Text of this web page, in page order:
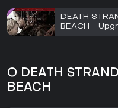
DEATH
BEACH -
O DEATH
BEACH